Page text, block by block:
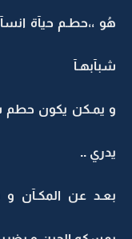
هُو ،،حطـم حيآة
شبآبهـآ
و يمـكن يكون حطم
يدري ..
بعـد عن المكـآن و